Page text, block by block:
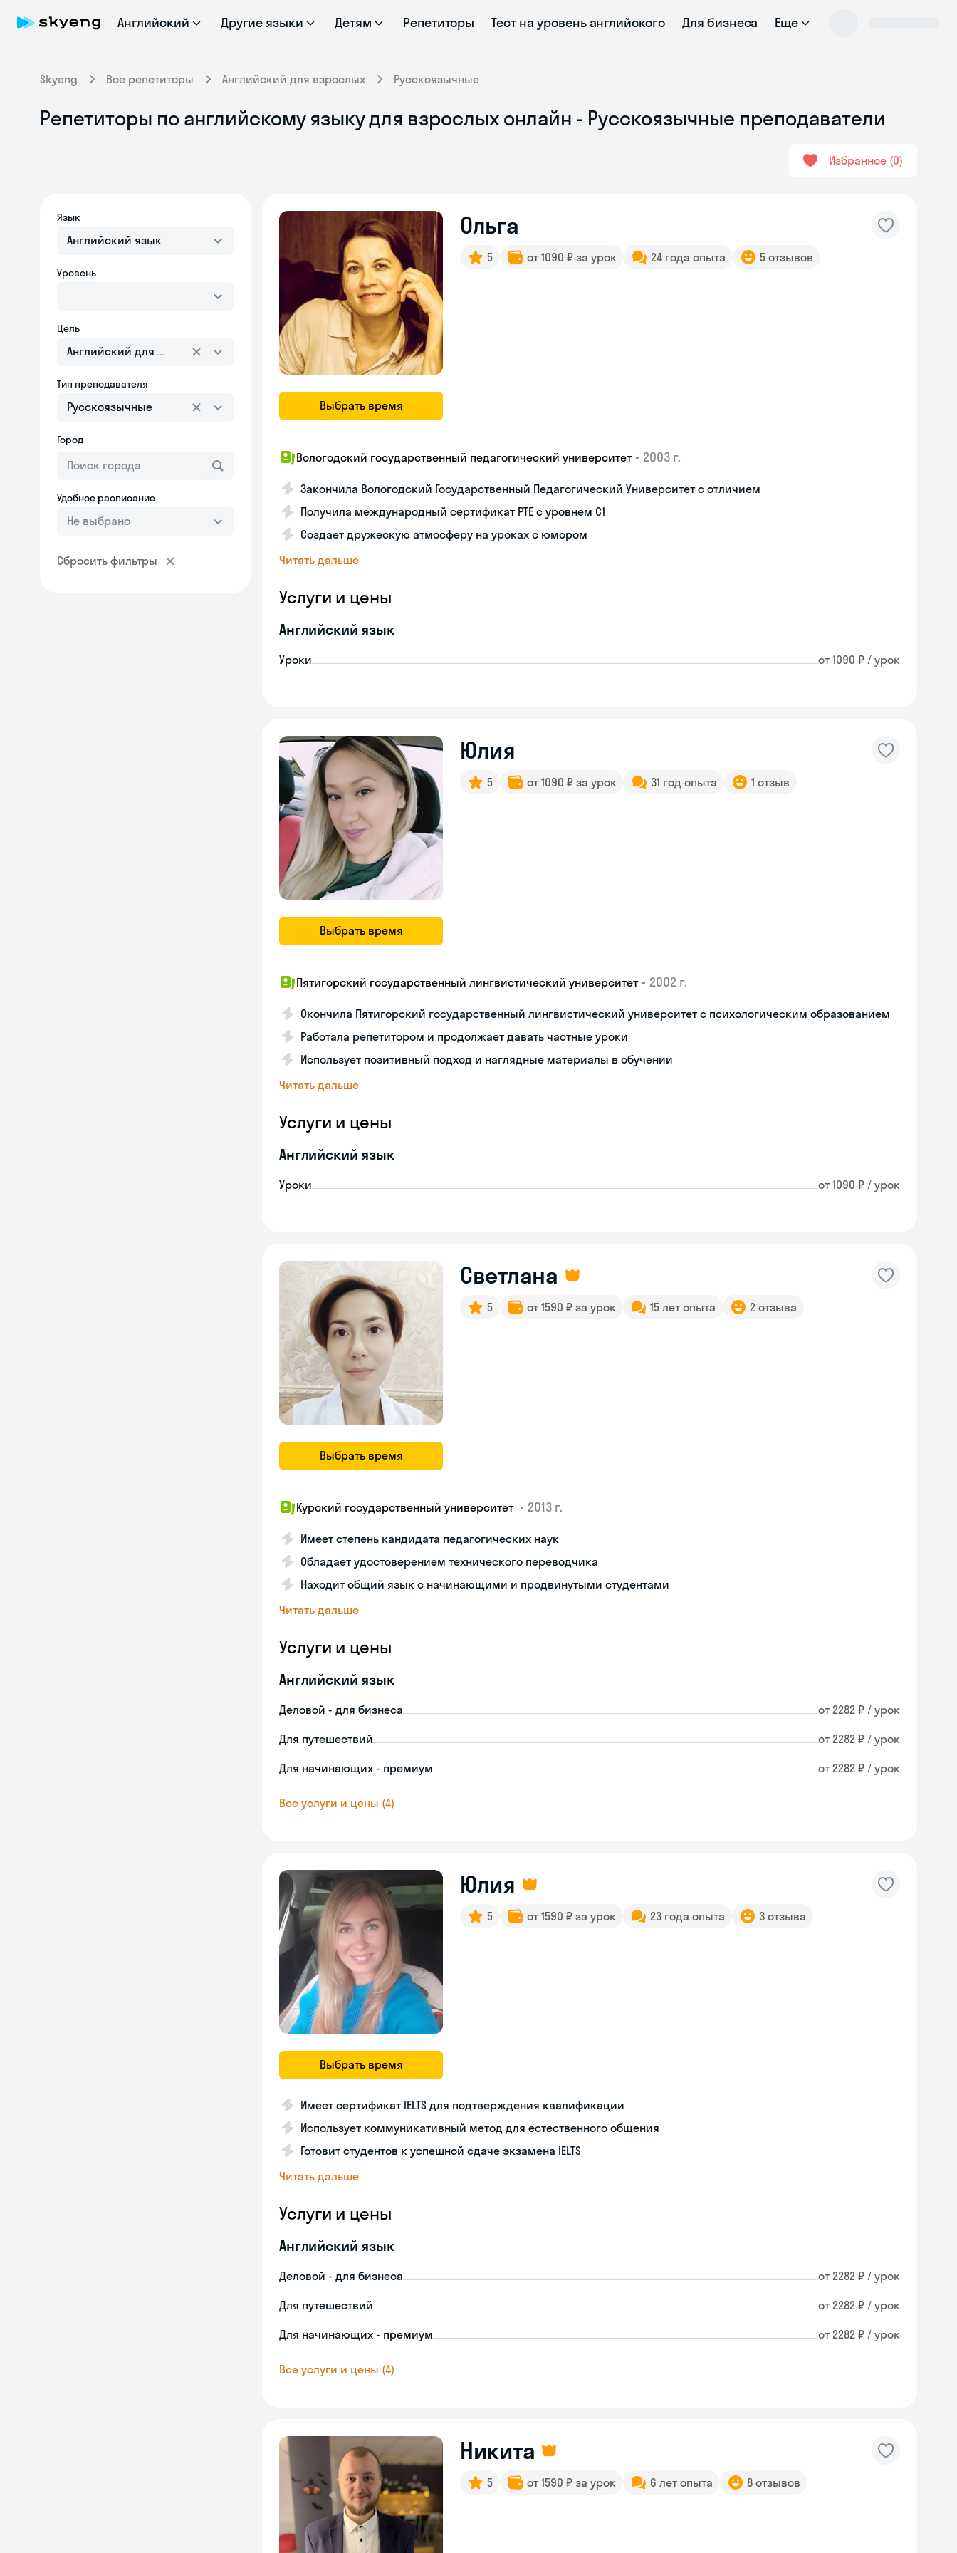
Английский Другие языки Детям Репетиторы Тест на уровень английского Для бизнеса Еще
Skyeng Все репетиторы Английский для взрослых Русскоязычные
Репетиторы по английскому языку для взрослых онлайн - Русскоязычные преподаватели
Избранное 0
Язык
Английский язык
Уровень
Цель
Английский для взрослых
Тип преподавателя
Русскоязычные
Город
Удобное расписание
Не выбрано
Сбросить фильтры
Выбрать время
Ольга
5 от 1090 ₽ за урок 24 года опыта 5 отзывов
Вологодский государственный педагогический университет • 2003 г.
Закончила Вологодский Государственный Педагогический Университет с отличием
Получила международный сертификат PTE с уровнем C1
Создает дружескую атмосферу на уроках с юмором
Читать дальше
Услуги и цены
Английский язык
Уроки от 1090 ₽ / урок
Выбрать время
Юлия
5 от 1090 ₽ за урок 31 год опыта 1 отзыв
Пятигорский государственный лингвистический университет • 2002 г.
Окончила Пятигорский государственный лингвистический университет с психологическим образованием
Работала репетитором и продолжает давать частные уроки
Использует позитивный подход и наглядные материалы в обучении
Читать дальше
Услуги и цены
Английский язык
Уроки от 1090 ₽ / урок
Выбрать время
Светлана
5 от 1590 ₽ за урок 15 лет опыта 2 отзыва
Курский государственный университет • 2013 г.
Имеет степень кандидата педагогических наук
Обладает удостоверением технического переводчика
Находит общий язык с начинающими и продвинутыми студентами
Читать дальше
Услуги и цены
Английский язык
Деловой - для бизнеса от 2282 ₽ / урок
Для путешествий от 2282 ₽ / урок
Для начинающих - премиум от 2282 ₽ / урок
Все услуги и цены (4)
Выбрать время
Юлия
5 от 1590 ₽ за урок 23 года опыта 3 отзыва
Имеет сертификат IELTS для подтверждения квалификации
Использует коммуникативный метод для естественного общения
Готовит студентов к успешной сдаче экзамена IELTS
Читать дальше
Услуги и цены
Английский язык
Деловой - для бизнеса от 2282 ₽ / урок
Для путешествий от 2282 ₽ / урок
Для начинающих - премиум от 2282 ₽ / урок
Все услуги и цены (4)
Никита
5 от 1590 ₽ за урок 6 лет опыта 8 отзывов